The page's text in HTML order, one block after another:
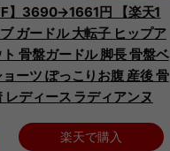
】3690→1661円 【楽天1
ガードル 大転子 ヒップア
骨盤ガードル 脚長 骨盤ベ
ーツ ぽっこりお腹 産後 骨
レディース ラディアンヌ
楽天で購入